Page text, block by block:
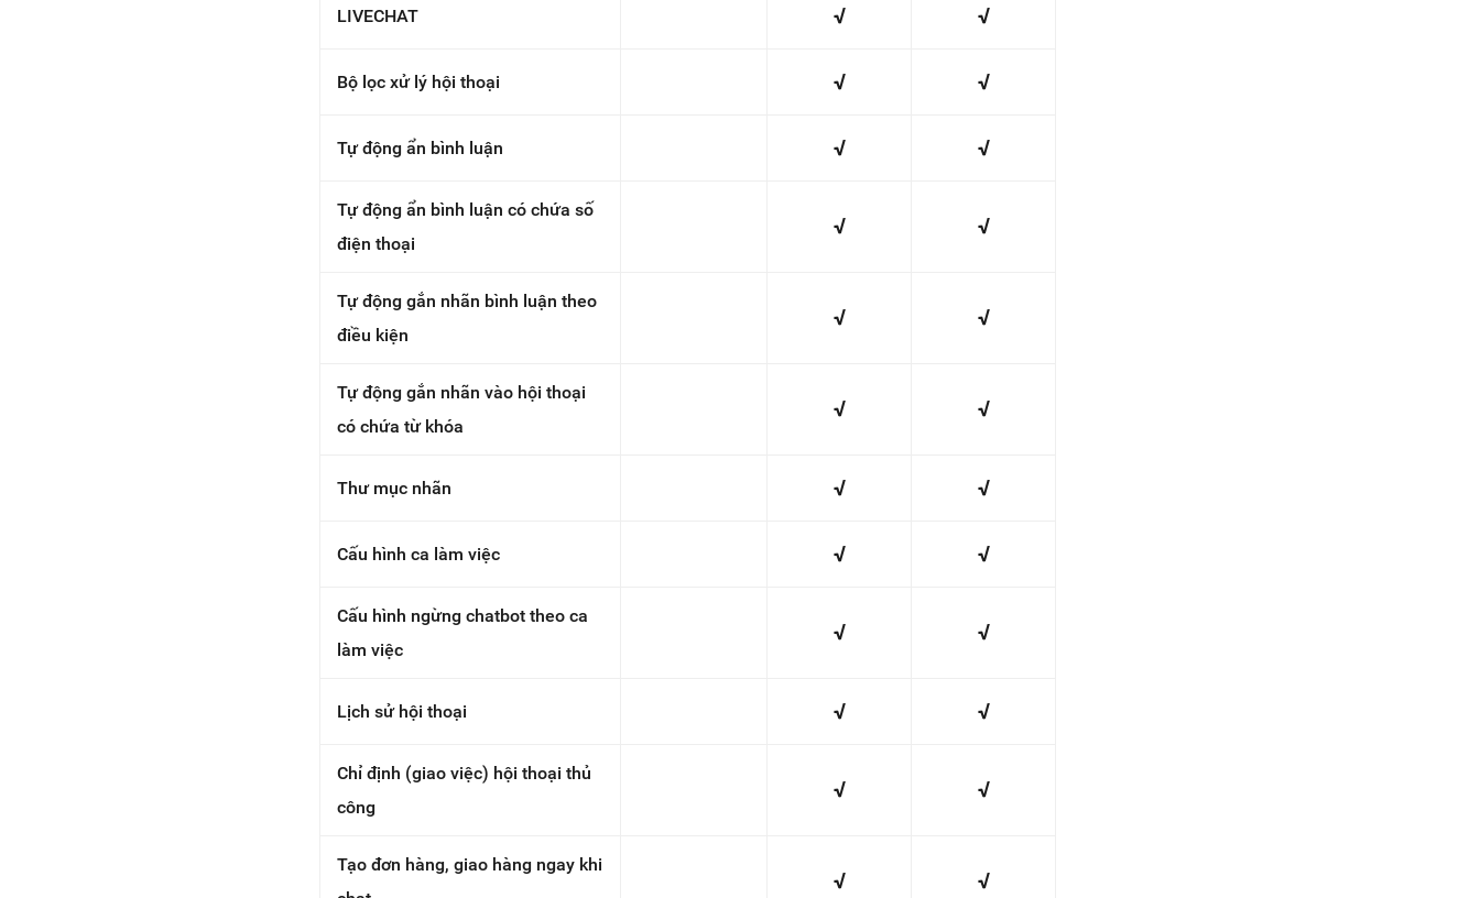
LIVECHAT √ √
Bộ lọc xử lý hội thoại √ √
Tự động ẩn bình luận √ √
Tự động ẩn bình luận có chứa số
điện thoại
√ √
Tự động gắn nhãn bình luận theo
điều kiện
√ √
Tự động gắn nhãn vào hội thoại
có chứa từ khóa
√ √
Thư mục nhãn √ √
Cấu hình ca làm việc √ √
Cấu hình ngừng chatbot theo ca
làm việc
√ √
Lịch sử hội thoại √ √
Chỉ định (giao việc) hội thoại thủ
công
√ √
Tạo đơn hàng, giao hàng ngay khi
√ √